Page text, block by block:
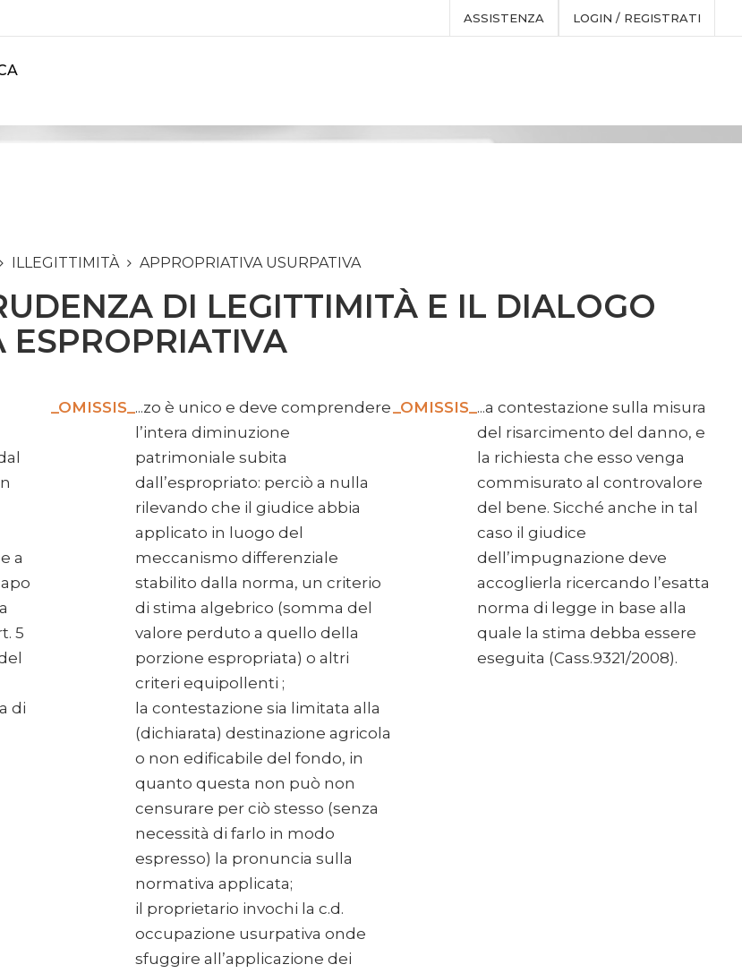
ASSISTENZA LOGIN / REGISTRATI
ILLEGITTIMITÀ APPROPRIATIVA USURPATIVA
DI LEGITTIMITÀ E IL DIALOGO
a
5
di
_OMISSIS_ ...zo è unico e deve comprendere
l’intera diminuzione
patrimoniale subita
dall’espropriato: perciò a nulla
rilevando che il giudice abbia
applicato in luogo del
meccanismo differenziale
stabilito dalla norma, un criterio
di stima algebrico (somma del
valore perduto a quello della
porzione espropriata) o altri
criteri equipollenti ;
la contestazione sia limitata alla
(dichiarata) destinazione agricola
o non edificabile del fondo, in
quanto questa non può non
censurare per ciò stesso (senza
necessità di farlo in modo
espresso) la pronuncia sulla
normativa applicata;
il proprietario invochi la c.d.
occupazione usurpativa onde
sfuggire all’applicazione dei
_OMISSIS_ ...a contestazione sulla misura
del risarcimento del danno, e
la richiesta che esso venga
commisurato al controvalore
del bene. Sicché anche in tal
caso il giudice
dell’impugnazione deve
accoglierla ricercando l’esatta
norma di legge in base alla
quale la stima debba essere
eseguita (Cass.9321/2008).